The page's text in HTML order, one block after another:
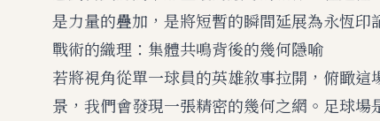
是力量的疊加，是將短暫的瞬間延展為永恆印
戰術的織理：集體共鳴背後的幾何隱喻
若將視角從單一球員的英雄敘事拉開，俯瞰這
景，我們會發現一張精密的幾何之網。足球場